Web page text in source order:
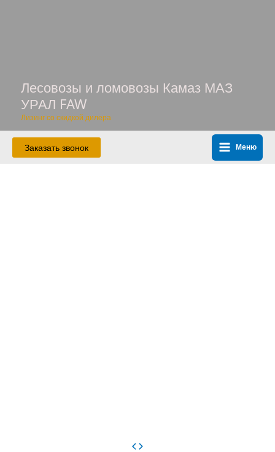
Лесовозы и ломовозы Камаз МАЗ
УРАЛ FAW
Лизинг со скидкой дилера
Заказать звонок
Main
Меню